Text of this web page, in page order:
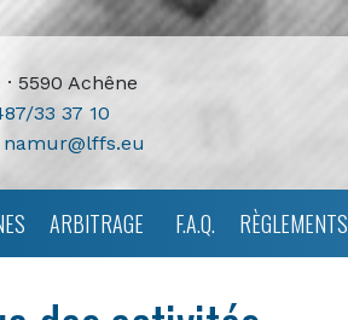
· 5590 Achêne
33 37 10
namur@lffs.eu
ARBITRAGE F.A.Q. RÈGLEMENTS